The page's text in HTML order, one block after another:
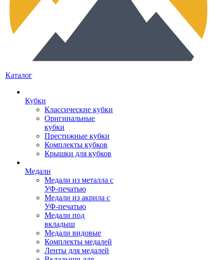
Каталог
Кубки
Классические кубки
Оригинальные
кубки
Престижные кубки
Комплекты кубков
Крышки для кубков
Медали
Медали из металла с
УФ-печатью
Медали из акрила с
УФ-печатью
Медали под
вкладыш
Медали видовые
Комплекты медалей
Ленты для медалей